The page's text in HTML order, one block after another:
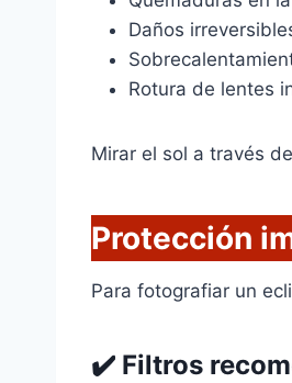
Daños
Rotura de lentes
Mirar el sol a través
Protección
Para fotografiar un
✔️ Filtros